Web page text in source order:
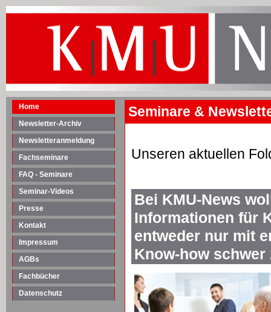
Home
Newsletter-Archiv
Newsletteranmeldung
Fachseminare
FAQ - Seminare
Seminar-Videos
Presse
Kontakt
Impressum
AGBs
Fachbücher
Datenschutz
Seminare &
Unseren aktuellen
Bei KMU-News
Informationen für
entweder nur mit
Know-how